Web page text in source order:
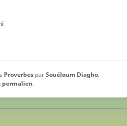
Proverbes parSouéloum Diagho.
permalien.